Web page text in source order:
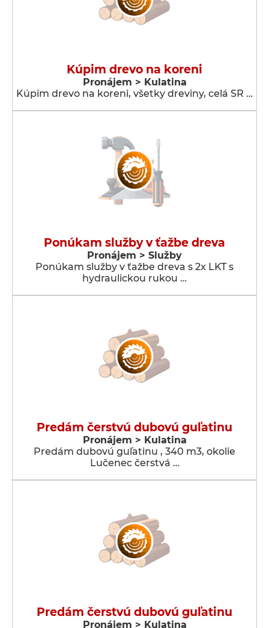
Kúpim drevo na koreni
Pronájem > Kulatina
Kúpim drevo na koreni, všetky dreviny, celá SR …
Ponúkam služby v ťažbe dreva
Pronájem > Služby
Ponúkam služby v ťažbe dreva s 2x LKT s
hydraulickou rukou …
Predám čerstvú dubovú guľatinu
Pronájem > Kulatina
Predám dubovú guľatinu , 340 m3, okolie
Lučenec čerstvá …
Predám čerstvú dubovú guľatinu
Pronájem > Kulatina